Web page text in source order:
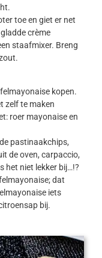
toe en giet er net
crème
staafmixer. Breng
kopen.
zelf te maken
roer mayonaise en
pastinaakchips,
de oven, carpaccio,
het niet lekker bij…!?
dat
iets
bij.